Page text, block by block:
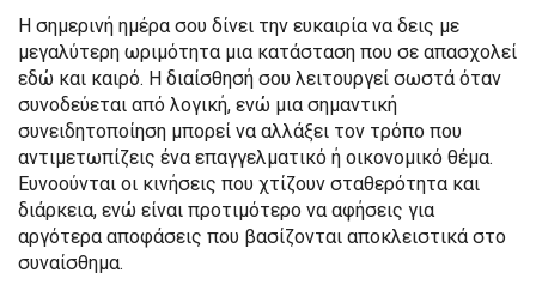
Η σημερινή ημέρα σου δίνει την ευκαιρία να δεις με
μεγαλύτερη ωριμότητα μια κατάσταση που σε απασχολεί
εδώ και καιρό. Η διαίσθησή σου λειτουργεί σωστά όταν
συνοδεύεται από λογική, ενώ μια σημαντική
συνειδητοποίηση μπορεί να αλλάξει τον τρόπο που
αντιμετωπίζεις ένα επαγγελματικό ή οικονομικό θέμα.
Ευνοούνται οι κινήσεις που χτίζουν σταθερότητα και
διάρκεια, ενώ είναι προτιμότερο να αφήσεις για
αργότερα αποφάσεις που βασίζονται αποκλειστικά στο
συναίσθημα.